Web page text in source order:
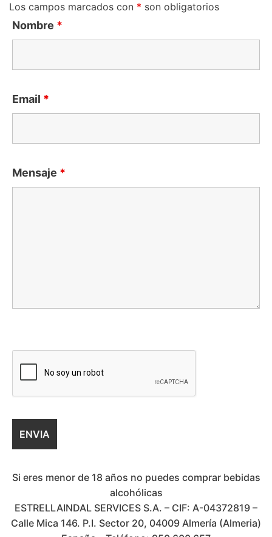
Los campos marcados con * son obligatorios
Nombre *
Email *
Mensaje *
Si eres menor de 18 años no puedes comprar bebidas
alcohólicas
ESTRELLAINDAL SERVICES S.A. – CIF: A-04372819 –
Calle Mica 146. P.I. Sector 20, 04009 Almería (Almeria)